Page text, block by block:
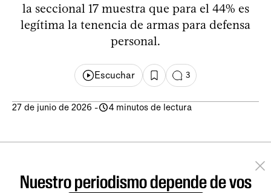
la seccional 17 muestra que para el 44% es
legítima la tenencia de armas para defensa
personal.
Escuchar 3
27 de junio de 2026 - 4 minutos de lectura
Nuestro periodismo depende de vos